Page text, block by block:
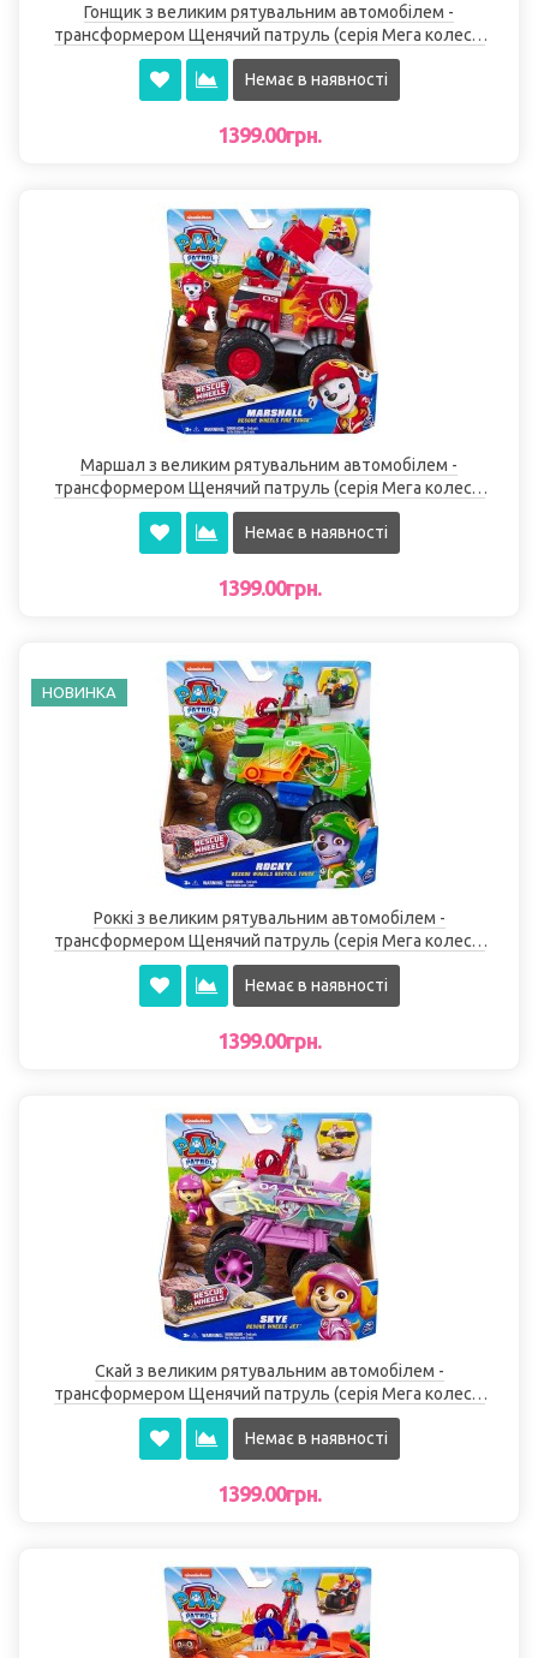
Гонщик з великим рятувальним автомобілем -
трансформером Щенячий патруль (серія Мега колеса)
Spin Master
Немає в наявності
1399.00грн.
Маршал з великим рятувальним автомобілем -
трансформером Щенячий патруль (серія Мега колеса)
Spin Master
Немає в наявності
1399.00грн.
НОВИНКА
Роккі з великим рятувальним автомобілем -
трансформером Щенячий патруль (серія Мега колеса)
Spin Master
Немає в наявності
1399.00грн.
Скай з великим рятувальним автомобілем -
трансформером Щенячий патруль (серія Мега колеса)
Spin Master
Немає в наявності
1399.00грн.